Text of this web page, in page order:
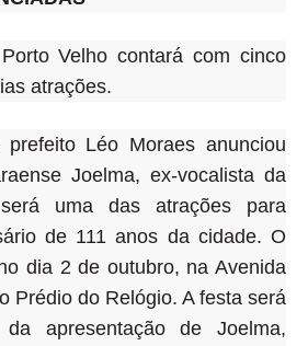
Velho contará com cinco
atrações.
Léo Moraes anunciou
Joelma, ex-vocalista da
uma das atrações para
de 111 anos da cidade. O
dia 2 de outubro, na Avenida
Prédio do Relógio. A festa será
apresentação de Joelma,